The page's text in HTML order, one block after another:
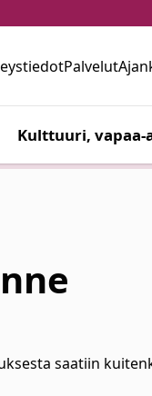
Palvelut
alasvetovalikkoa
Kulttuuri, vapaa-
saatiin